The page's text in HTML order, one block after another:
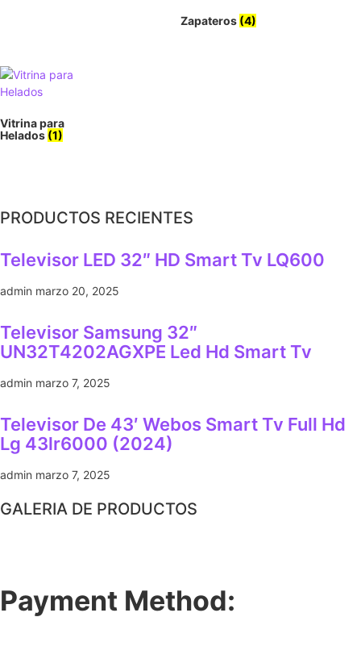
Zapateros (4)
Vitrina para
Helados (1)
PRODUCTOS RECIENTES
Televisor LED 32″ HD Smart Tv LQ600
admin marzo 20, 2025
Televisor Samsung 32″
UN32T4202AGXPE Led Hd Smart Tv
admin marzo 7, 2025
Televisor De 43′ Webos Smart Tv Full Hd
Lg 43lr6000 (2024)
admin marzo 7, 2025
GALERIA DE PRODUCTOS
Payment Method: